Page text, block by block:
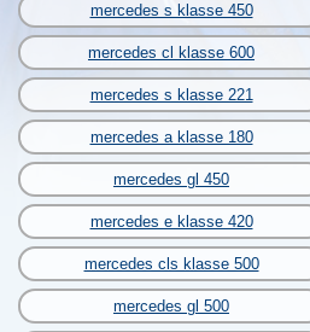
mercedes s klasse 450
mercedes cl klasse 600
mercedes s klasse 221
mercedes a klasse 180
mercedes gl 450
mercedes e klasse 420
mercedes cls klasse 500
mercedes gl 500